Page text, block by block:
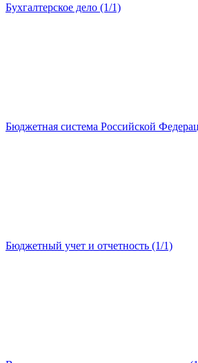
Бухгалтерское дело (1/1)
Бюджетная система Российской
Бюджетный учет и отчетность (1/1)